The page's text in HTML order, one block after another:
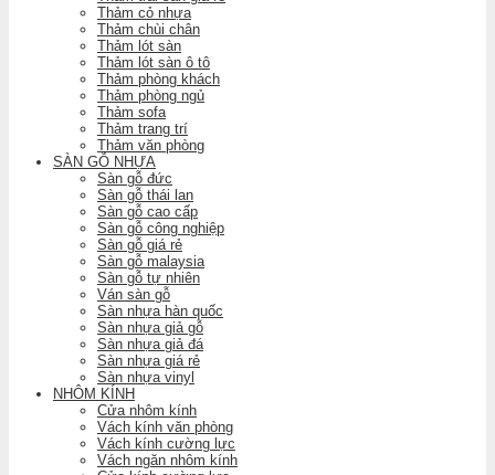
Thảm cỏ nhựa
Thảm chùi chân
Thảm lót sàn
Thảm lót sàn ô tô
Thảm phòng khách
Thảm phòng ngủ
Thảm sofa
Thảm trang trí
Thảm văn phòng
SÀN GỖ NHỰA
Sàn gỗ đức
Sàn gỗ thái lan
Sàn gỗ cao cấp
Sàn gỗ công nghiệp
Sàn gỗ giá rẻ
Sàn gỗ malaysia
Sàn gỗ tự nhiên
Ván sàn gỗ
Sàn nhựa hàn quốc
Sàn nhựa giả gỗ
Sàn nhựa giả đá
Sàn nhựa giá rẻ
Sàn nhựa vinyl
NHÔM KÍNH
Cửa nhôm kính
Vách kính văn phòng
Vách kính cường lực
Vách ngăn nhôm kính